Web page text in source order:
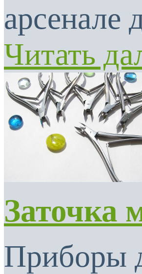
арсенале
Читать
Заточка
Приборы